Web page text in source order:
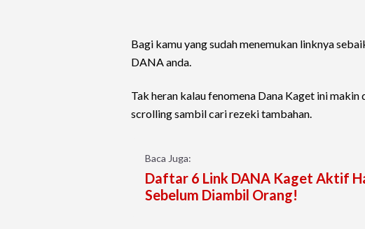
Bagi kamu yang sudah menemukan linknya
DANA anda.
Tak heran kalau fenomena Dana Kaget ini
scrolling sambil cari rezeki tambahan.
Baca Juga:
Daftar 6 Link DANA Kaget Aktif
Sebelum Diambil Orang!